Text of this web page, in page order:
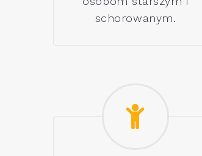
schorowanym.